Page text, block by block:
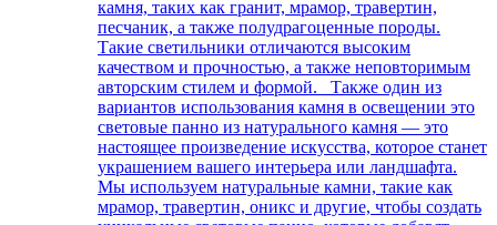
камня, таких как гранит, мрамор, травертин,
песчаник, а также полудрагоценные породы.
Такие светильники отличаются высоким
качеством и прочностью, а также неповторимым
авторским стилем и формой. Также один из
вариантов использования камня в освещении это
световые панно из натурального камня — это
настоящее произведение искусства, которое станет
украшением вашего интерьера или ландшафта.
Мы используем натуральные камни, такие как
мрамор, травертин, оникс и другие, чтобы создать